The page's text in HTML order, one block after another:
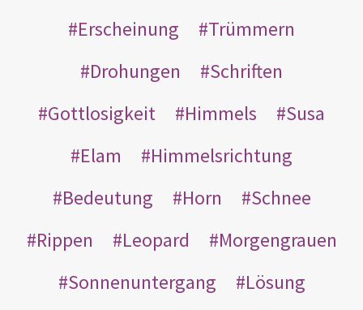
Erscheinung
Trümmern
Drohungen
Schriften
Gottlosigkeit
Himmels
Susa
Elam
Himmelsrichtung
Bedeutung
Horn
Schnee
Rippen
Leopard
Morgengrauen
Sonnenuntergang
Lösung